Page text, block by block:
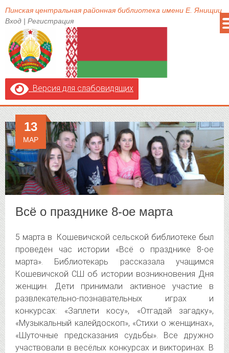
Пинская центральная районная библиотека имени Е. Янищиц
Вход | Регистрация
Версия для слабовидящих
Всё о празднике 8-ое марта
13
МАР
5 марта в Кошевичской сельской библиотеке был
проведен час истории «Всё о празднике 8-ое
марта». Библиотекарь рассказала учащимся
Кошевичской СШ об истории возникновения Дня
женщин. Дети принимали активное участие в
развлекательно-познавательных играх и
конкурсах: «Заплети косу», «Отгадай загадку»,
«Музыкальный калейдоскоп», «Стихи о женщинах»,
«Шуточные предсказания судьбы». Все дружно
участвовали в весёлых конкурсах и викторинах. В